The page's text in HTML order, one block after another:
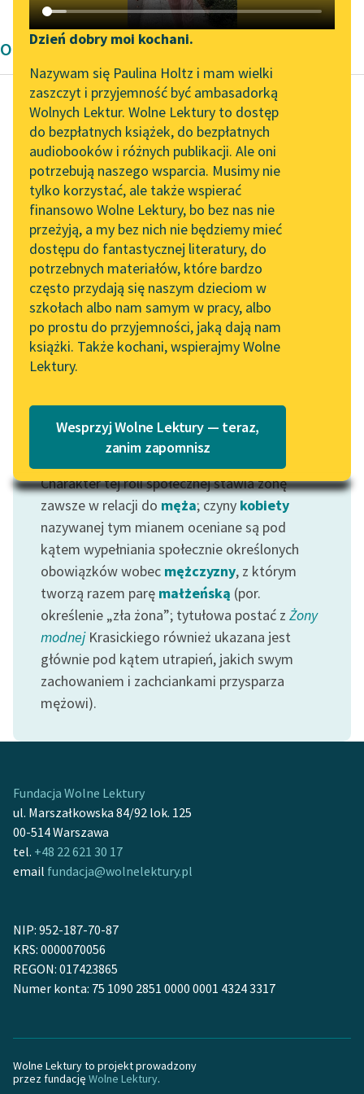
Katalog DAISY
Podkasty o książkach
Zgłoś brak utworu
Aktualności
„Prokurator Alicja Horn”
do słuchania
Byliśmy częścią AI Impact
Lab
Zapraszamy na spotkanie
online z tłumaczkami
literatury skandynawskiej
Spotkanie z Katarzyną
Tunkiel w Oslo
102. lata temu zmarł
Joseph Conrad
Lektury szkolne i klasyka
literatury do słuchania dla
uczennic i uczniów z
niepełnosprawnościami
E-kolekcja lektur
szkolnych i literatury do
słuchania dla uczennic i
uczniów z
niepełnosprawnościami
Feministyczne inspiracje.
Popularyzacja
skandynawskiej literatury
feministycznej
Ręce pełne poezji
twórców przechodzących
do domeny publicznej,
lektur szkolnych oraz
Starego Testamentu
Odkurzamy bohaterów
Lektur
Narzędzia
Mapa Wolnych Lektur
Leśmianator
Przewodnik dla piszących i
czytających
API
OAI-PMH
Widget Wolnych Lektur
Przypisy
Katalog w formacie PDF
O nas
O projekcie
Zespół
Dzień dobry moi kochani.
Nazywam się Paulina Holtz i mam wielki
zaszczyt i przyjemność być ambasadorką
Wolnych Lektur. Wolne Lektury to dostęp
do bezpłatnych książek, do bezpłatnych
audiobooków i różnych publikacji. Ale oni
potrzebują naszego wsparcia. Musimy nie
tylko korzystać, ale także wspierać
finansowo Wolne Lektury, bo bez nas nie
przeżyją, a my bez nich nie będziemy mieć
dostępu do fantastycznej literatury, do
potrzebnych materiałów, które bardzo
często przydają się naszym dzieciom w
szkołach albo nam samym w pracy, albo
po prostu do przyjemności, jaką dają nam
książki. Także kochani, wspierajmy Wolne
Lektury.
Wesprzyj Wolne Lektury — teraz,
zanim zapomnisz
Opowiadanie Edgara Allana Poe'go
Edgar Allan Poe
Czarny kot
Tymczasem żona
moja, która się nigdy
nie skarżyła, stała się
— niestety — moim
codziennym kozłem
ofiarnym...
Czytaj więcej
Motyw: Żona
Charakter tej roli społecznej stawia żonę
zawsze w relacji do męża; czyny kobiety
nazywanej tym mianem oceniane są pod
kątem wypełniania społecznie określonych
obowiązków wobec mężczyzny, z którym
tworzą razem parę małżeńską (por.
określenie „zła żona”; tytułowa postać z Żony
modnejKrasickiego również ukazana jest
głównie pod kątem utrapień, jakich swym
zachowaniem i zachciankami przysparza
mężowi).
Fundacja Wolne Lektury
ul. Marszałkowska 84/92 lok. 125
00-514 Warszawa
tel. +48 22 621 30 17
email fundacja@wolnelektury.pl
NIP: 952-187-70-87
KRS: 0000070056
REGON: 017423865
Numer konta: 75 1090 2851 0000 0001 4324 3317
Wolne Lektury to projekt prowadzony
przez fundację Wolne Lektury.